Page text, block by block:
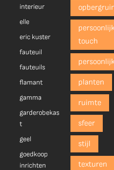
interieur
elle
eric kuster
fauteuil
fauteuils
flamant
gamma
garderobekas
t
geel
goedkoop
inrichten
touch
planten
ruimte
sfeer
stijl
texturen